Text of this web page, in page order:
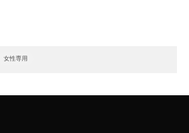
女性専用